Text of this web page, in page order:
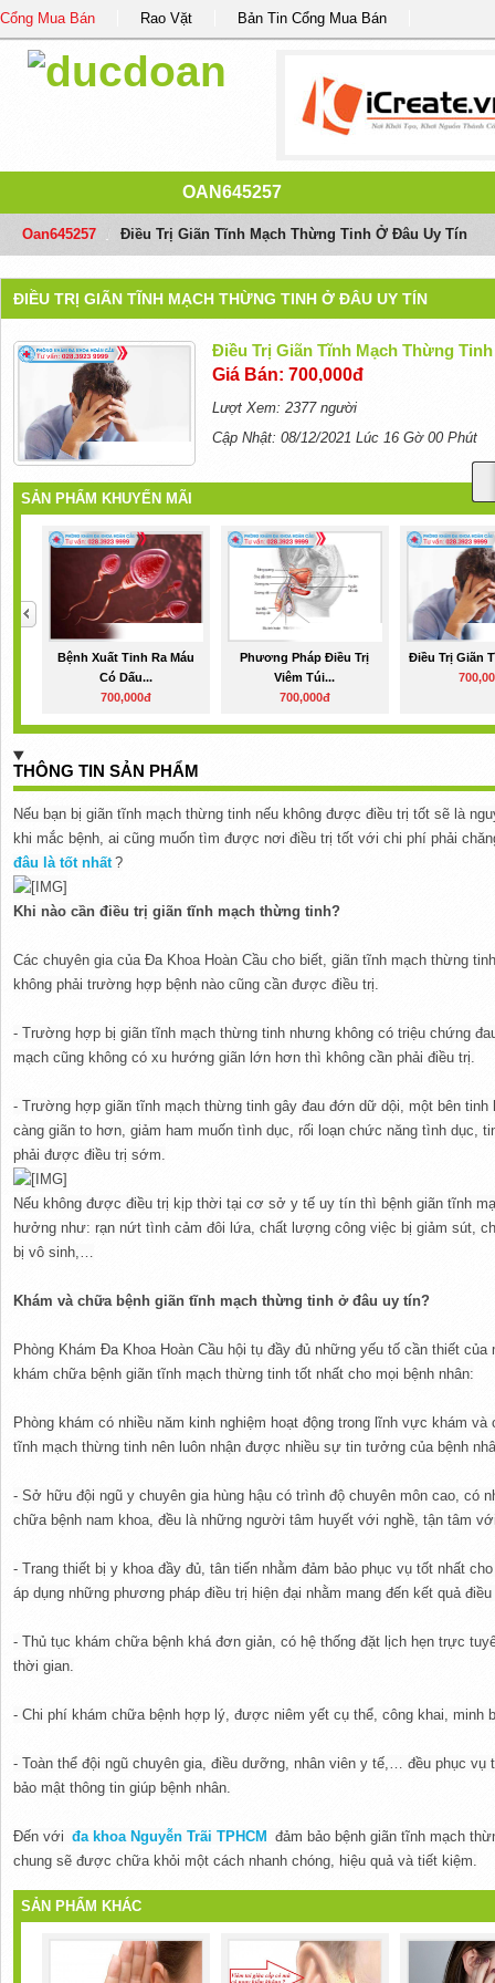
Cổng Mua Bán Rao Vặt Bản Tin Cổng Mua Bán
OAN645257
Oan645257 Điều Trị Giãn Tĩnh Mạch Thừng Tinh Ở Đâu Uy Tín
ĐIỀU TRỊ GIÃN TĨNH MẠCH THỪNG TINH Ở ĐÂU UY TÍN
Điều Trị Giãn Tĩnh Mạch Thừng
Giá Bán: 700,000đ
Lượt Xem: 2377 người
Cập Nhật: 08/12/2021 Lúc 16 Gờ 00 Phút
SẢN PHẨM KHUYẾN MÃI
Bệnh Xuất Tinh Ra Máu
Có Dấu...
700,000đ
Phương Pháp Điều Trị
Viêm Túi...
700,000đ
Điều Trị Giãn
THÔNG TIN SẢN PHẨM
Nếu bạn bị giãn tĩnh mạch thừng tinh nếu không được điều trị tốt sẽ là
khi mắc bệnh, ai cũng muốn tìm được nơi điều trị tốt với chi phí phải
đâu là tốt nhất ?
Khi nào cần điều trị giãn tĩnh mạch thừng tinh?
Các chuyên gia của Đa Khoa Hoàn Cầu cho biết, giãn tĩnh mạch thừng
không phải trường hợp bệnh nào cũng cần được điều trị.
- Trường hợp bị giãn tĩnh mạch thừng tinh nhưng không có triệu chứng
mạch cũng không có xu hướng giãn lớn hơn thì không cần phải điều trị.
- Trường hợp giãn tĩnh mạch thừng tinh gây đau đớn dữ dội, một bên
càng giãn to hơn, giảm ham muốn tình dục, rối loạn chức năng tình dục,
phải được điều trị sớm.
Nếu không được điều trị kịp thời tại cơ sở y tế uy tín thì bệnh giãn tĩnh
hưởng như: rạn nứt tình cảm đôi lứa, chất lượng công việc bị giảm sút,
bị vô sinh,…
Khám và chữa bệnh giãn tĩnh mạch thừng tinh ở đâu uy tín?
Phòng Khám Đa Khoa Hoàn Cầu hội tụ đầy đủ những yếu tố cần thiết
khám chữa bệnh giãn tĩnh mạch thừng tinh tốt nhất cho mọi bệnh nhân:
Phòng khám có nhiều năm kinh nghiệm hoạt động trong lĩnh vực khám
tĩnh mạch thừng tinh nên luôn nhận được nhiều sự tin tưởng của bệnh
- Sở hữu đội ngũ y chuyên gia hùng hậu có trình độ chuyên môn cao, có
chữa bệnh nam khoa, đều là những người tâm huyết với nghề, tận tâm
- Trang thiết bị y khoa đầy đủ, tân tiến nhằm đảm bảo phục vụ tốt nhất
áp dụng những phương pháp điều trị hiện đại nhằm mang đến kết quả
- Thủ tục khám chữa bệnh khá đơn giản, có hệ thống đặt lịch hẹn trực
thời gian.
- Chi phí khám chữa bệnh hợp lý, được niêm yết cụ thể, công khai, minh
- Toàn thể đội ngũ chuyên gia, điều dưỡng, nhân viên y tế,… đều phục vụ
bảo mật thông tin giúp bệnh nhân.
Đến với đa khoa Nguyễn Trãi TPHCM đảm bảo bệnh giãn tĩnh mạch
chung sẽ được chữa khỏi một cách nhanh chóng, hiệu quả và tiết kiệm.
SẢN PHẨM KHÁC